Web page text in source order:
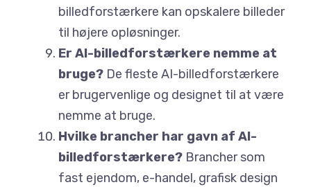
billedforstærkere kan opskalere billeder
til højere opløsninger.
Er AI-billedforstærkere nemme at
bruge? De fleste AI-billedforstærkere
er brugervenlige og designet til at være
nemme at bruge.
Hvilke brancher har gavn af AI-
billedforstærkere? Brancher som
fast ejendom, e-handel, grafisk design